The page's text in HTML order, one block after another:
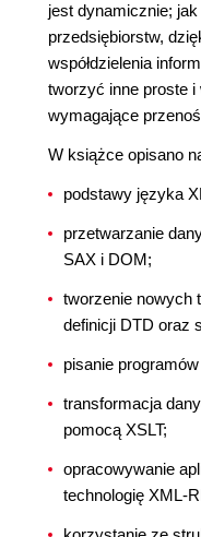
jest dynamicznie;
przedsiębiorstw,
współdzielenia
tworzyć inne proste
wymagające
W książce opisano
podstawy języka
przetwarzanie
SAX i DOM;
tworzenie nowych
definicji DTD oraz
pisanie
transformacja
pomocą XSLT;
opracowywanie
technologię XML-